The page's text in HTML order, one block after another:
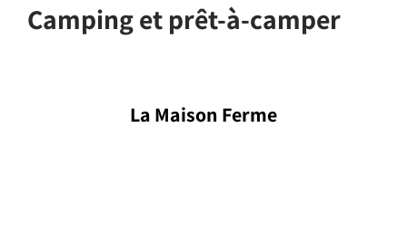
Camping et prêt-à-camper
La Maison Ferme